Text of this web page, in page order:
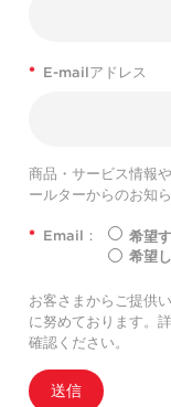
* E-mailアドレス
商品・サービス情報
ールターからのお知
* Email：
希望
希望
お客さまからご提供
に努めております。
確認ください。
送信